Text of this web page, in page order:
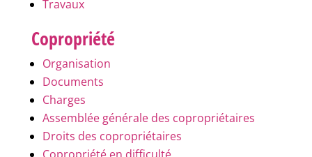
Travaux
Copropriété
Organisation
Documents
Charges
Assemblée générale des copropriétaires
Droits des copropriétaires